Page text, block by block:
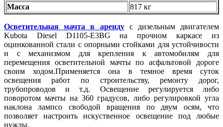
Масса
817 кг
Осветительная мачта в арендус дизельным двигателем
Kubota Diesel D1105-E3BG на прочном каркасе из
оцинкованной стали с опорными стойками для устойчивости
и с механизмом для крепления к автомобилям для
перемещения осветительной мачты по асфальтовой дороге
своим ходом.Применяется она в темное время суток
освещения работ по строительству, ремонту дорог,
трубопроводов и т.д. Освещение регулируется либо
поворотом мачты на 360 градусов, либо регулировкой угла
наклона лампсо свободой вращения по двум осям, что
позволяет настроить искуственное освещение под любые
нужды.